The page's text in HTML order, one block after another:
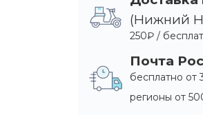
(Нижний
250₽ /
Почта
бесплатно от
регионы от